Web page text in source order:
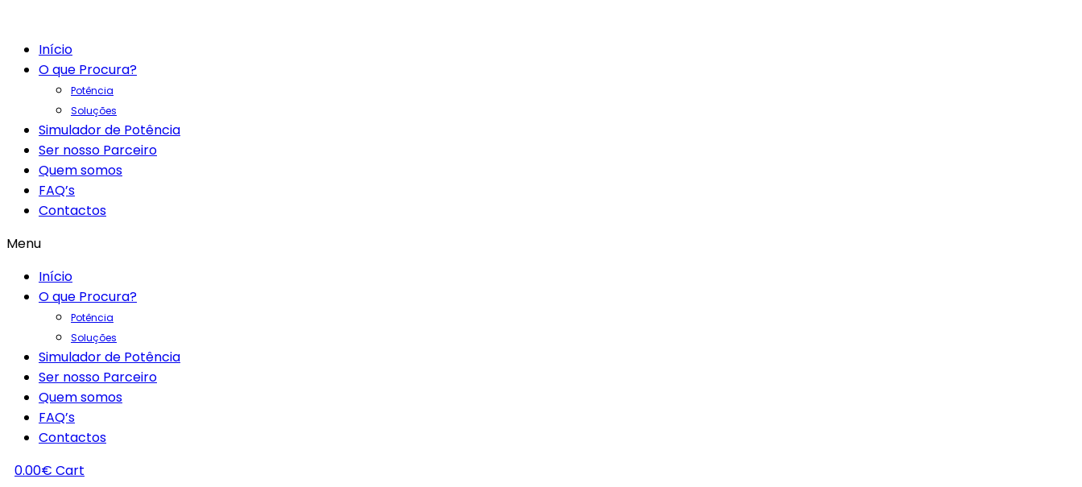
Início
O que Procura?
Potência
Soluções
Simulador de Potência
Ser nosso Parceiro
Quem somos
FAQ’s
Contactos
Menu
Início
O que Procura?
Potência
Soluções
Simulador de Potência
Ser nosso Parceiro
Quem somos
FAQ’s
Contactos
0.00€ Cart